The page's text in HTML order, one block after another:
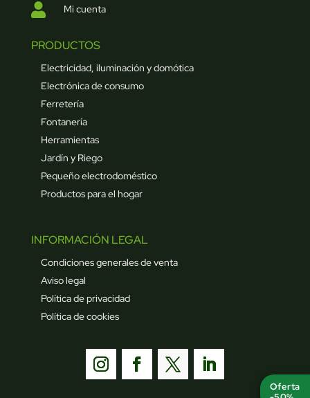
 Mi cuenta
PRODUCTOS
Electricidad, iluminación y domótica
Electrónica de consumo
Ferretería
Fontanería
Herramientas
Jardín y Riego
Pequeño electrodoméstico
Productos para el hogar
INFORMACIÓN LEGAL
Condiciones generales de venta
Aviso legal
Política de privacidad
Política de cookies
Oferta